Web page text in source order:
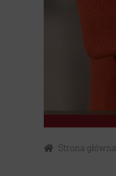
Strona główna